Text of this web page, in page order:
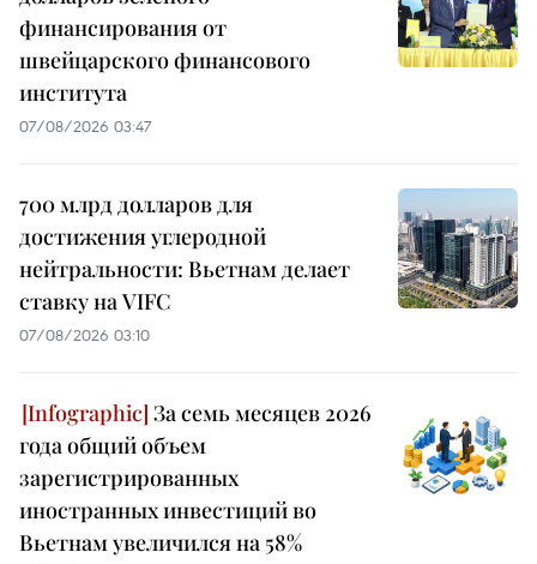
финансирования от
швейцарского финансового
института
07/08/2026 03:47
700 млрд долларов для
достижения углеродной
нейтральности: Вьетнам делает
ставку на VIFC
07/08/2026 03:10
За семь месяцев 2026
года общий объем
зарегистрированных
иностранных инвестиций во
Вьетнам увеличился на 58%